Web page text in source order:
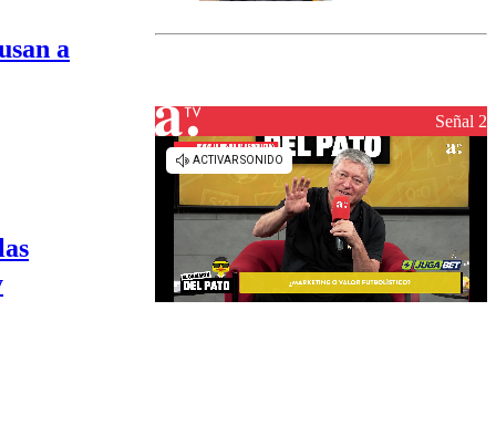
a
el fin de la
reconstrucciónSeñal 2